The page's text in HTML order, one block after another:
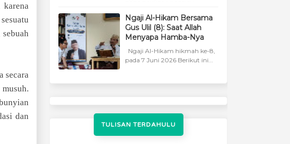
karena
secara
dan
Ngaji Al-Hikam Bersama
Gus Ulil (8): Saat Allah
Menyapa Hamba-Nya
Ngaji Al-Hikam hikmah ke-8,
pada 7 Juni 2026 Berikut ini...
TULISAN TERDAHULU